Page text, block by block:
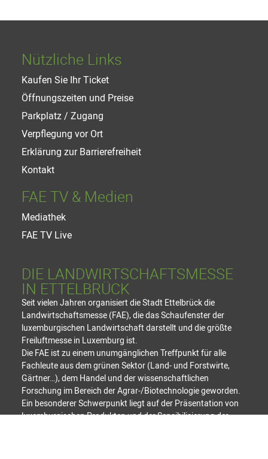
Nützliche Links
Kaufen Sie Ihr Ticket
Öffnungszeiten und Preise
Parkplatz / Zugang
Verpflegung vor Ort
Erklärung zur Barrierefreiheit
Kontakt
FAE TV & Medien
Mediathek
FAE TV Live
DIE LANDWIRTSCHAFTSMESSE
IN ETTELBRÜCK
Seit vielen Jahren organisiert die Stadt Ettelbrück die
Landwirtschaftsmesse (FAE), die das Schaufenster der
luxemburgischen Landwirtschaft darstellt und die größte
Freiluftmesse in Luxemburg ist.
Die FAE ist zu einem unumgänglichen Treffpunkt für alle
Fachleute aus dem grünen Sektor (Land- und Forstwirte,
Gärtner…), dem Handel und der wissenschaftlichen
Forschung im Bereich der Agrar-/Biotechnologie geworden.
Ein besonderer Schwerpunkt liegt auf der Präsentation von
luxemburgischen Produkten und der Sensibilisierung der